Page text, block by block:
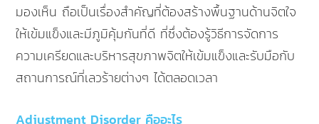
มองเห็น ถือเป็นเรื่องสำคัญที่ต้องสร้างพื้นฐานด้านจิตใจ
ให้เข้มแข็งและมีภูมิคุ้มกันที่ดี ที่ซึ่งต้องรู้วิธีการจัดการ
ความเครียดและบริหารสุขภาพจิตให้เข้มแข็งและรับมือกับ
สถานการณ์ที่เลวร้ายต่างๆ ได้ตลอดเวลา
Adjustment Disorder คืออะไร